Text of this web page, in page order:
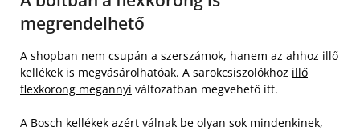
megrendelhető
A shopban nem csupán a szerszámok, hanem az ahhoz illő
kellékek is megvásárolhatóak. A sarokcsiszolókhoz illő
flexkorong megannyi változatban megvehető itt.
A Bosch kellékek azért válnak be olyan sok mindenkinek,